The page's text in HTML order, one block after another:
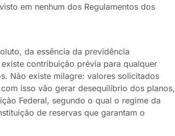
em nenhum dos Regulamentos dos
da essência da previdência
contribuição prévia para qualquer
Não existe milagre: valores solicitados
isso vão gerar desequilíbrio dos planos,
Federal, segundo o qual o regime da
de reservas que garantam o